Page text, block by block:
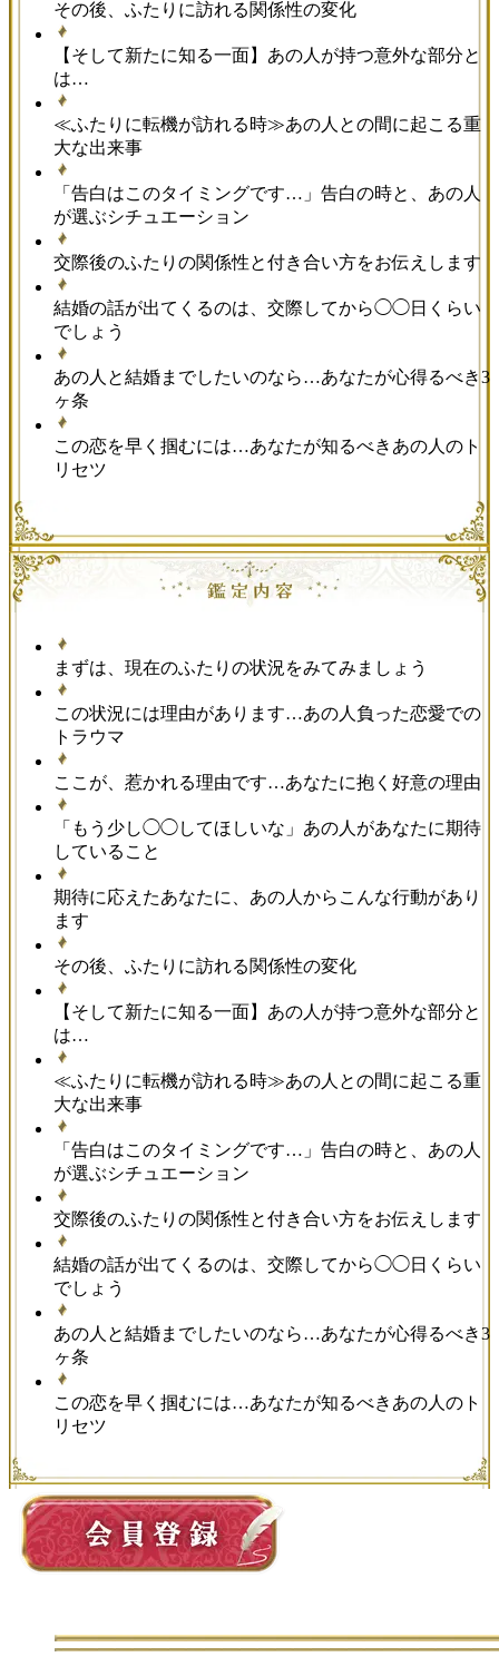
その後、ふたりに訪れる関係性の変化
【そして新たに知る一面】あの人が持つ意外な部分と
は…
≪ふたりに転機が訪れる時≫あの人との間に起こる重
大な出来事
「告白はこのタイミングです…」告白の時と、あの人
が選ぶシチュエーション
交際後のふたりの関係性と付き合い方をお伝えします
結婚の話が出てくるのは、交際してから◯◯日くらい
でしょう
あの人と結婚までしたいのなら…あなたが心得るべき3
ヶ条
この恋を早く掴むには…あなたが知るべきあの人のト
リセツ
まずは、現在のふたりの状況をみてみましょう
この状況には理由があります…あの人負った恋愛での
トラウマ
ここが、惹かれる理由です…あなたに抱く好意の理由
「もう少し◯◯してほしいな」あの人があなたに期待
していること
期待に応えたあなたに、あの人からこんな行動があり
ます
その後、ふたりに訪れる関係性の変化
【そして新たに知る一面】あの人が持つ意外な部分と
は…
≪ふたりに転機が訪れる時≫あの人との間に起こる重
大な出来事
「告白はこのタイミングです…」告白の時と、あの人
が選ぶシチュエーション
交際後のふたりの関係性と付き合い方をお伝えします
結婚の話が出てくるのは、交際してから◯◯日くらい
でしょう
あの人と結婚までしたいのなら…あなたが心得るべき3
ヶ条
この恋を早く掴むには…あなたが知るべきあの人のト
リセツ